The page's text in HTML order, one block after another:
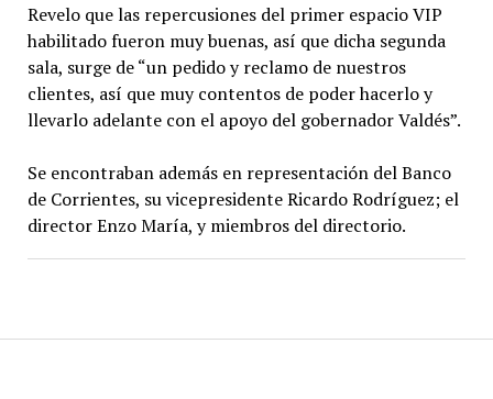
Revelo que las repercusiones del primer espacio VIP
habilitado fueron muy buenas, así que dicha segunda
sala, surge de “un pedido y reclamo de nuestros
clientes, así que muy contentos de poder hacerlo y
llevarlo adelante con el apoyo del gobernador Valdés”.
Se encontraban además en representación del Banco
de Corrientes, su vicepresidente Ricardo Rodríguez; el
director Enzo María, y miembros del directorio.